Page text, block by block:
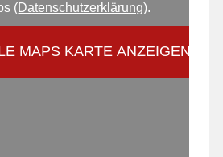
(Datenschutzerklärung).
MAPS KARTE ANZEIGEN